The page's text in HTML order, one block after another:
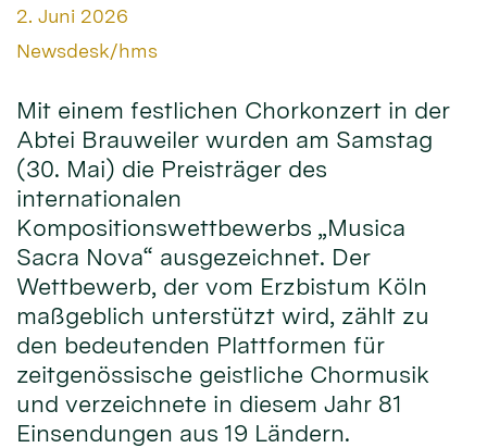
Datum:
2. Juni 2026
Von:
Newsdesk/hms
Mit einem festlichen Chorkonzert in der
Abtei Brauweiler wurden am Samstag
(30. Mai) die Preisträger des
internationalen
Kompositionswettbewerbs „Musica
Sacra Nova“ ausgezeichnet. Der
Wettbewerb, der vom Erzbistum Köln
maßgeblich unterstützt wird, zählt zu
den bedeutenden Plattformen für
zeitgenössische geistliche Chormusik
und verzeichnete in diesem Jahr 81
Einsendungen aus 19 Ländern.